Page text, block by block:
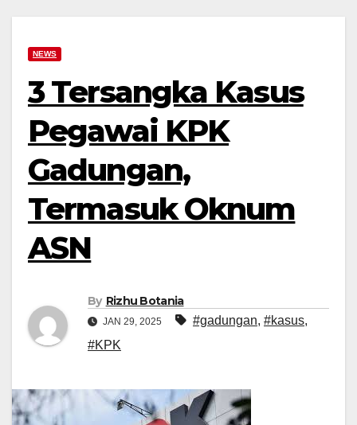
NEWS
3 Tersangka Kasus
Pegawai KPK
Gadungan,
Termasuk Oknum
ASN
By Rizhu Botania
JAN 29, 2025 #gadungan, #kasus,
#KPK